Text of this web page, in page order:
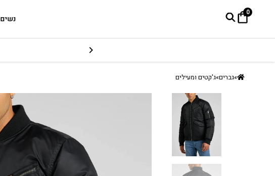
0
נשים
»גברים»ג'קטים ומעילים